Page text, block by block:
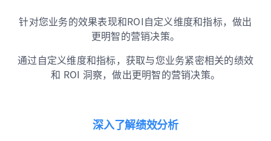
针对您业务的效果表现和ROI自定义维度和指标，做出
更明智的营销决策。
通过自定义维度和指标，获取与您业务紧密相关的绩效
和 ROI 洞察，做出更明智的营销决策。
深入了解绩效分析